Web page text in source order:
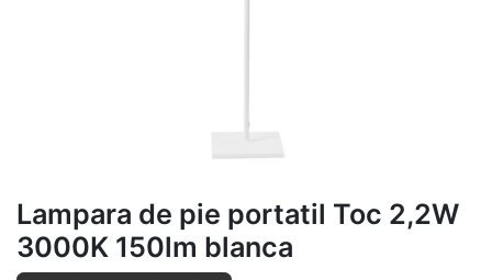
Lampara de pie portatil Toc 2,2W
3000K 150lm blanca